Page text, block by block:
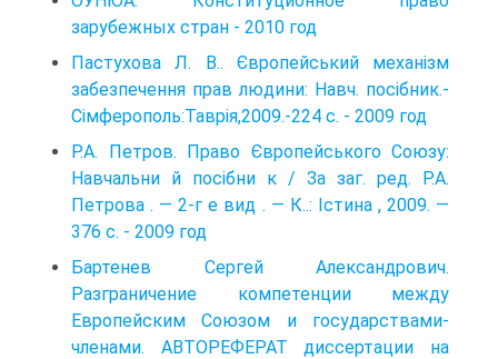
зарубежных стран - 2010 год
Пастухова Л. В.. Європейський механізм
забезпечення прав людини: Навч. посібник.-
Сімферополь:Таврія,2009.-224 с. - 2009 год
Р.А. Петров. Право Європейського Союзу:
Навчальни й посібни к / За заг. ред. Р.А.
Петрова . — 2-г е вид . — К..: Істина , 2009. —
376 с. - 2009 год
Бартенев Сергей Александрович.
Разграничение компетенции между
Европейским Союзом и государствами-
членами. АВТОРЕФЕРАТ диссертации на